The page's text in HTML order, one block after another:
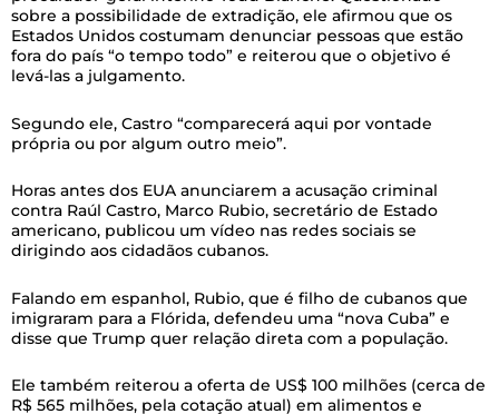
sobre a possibilidade de extradição, ele afirmou que os
Estados Unidos costumam denunciar pessoas que estão
fora do país “o tempo todo” e reiterou que o objetivo é
levá-las a julgamento.
Segundo ele, Castro “comparecerá aqui por vontade
própria ou por algum outro meio”.
Horas antes dos EUA anunciarem a acusação criminal
contra Raúl Castro, Marco Rubio, secretário de Estado
americano, publicou um vídeo nas redes sociais se
dirigindo aos cidadãos cubanos.
Falando em espanhol, Rubio, que é filho de cubanos que
imigraram para a Flórida, defendeu uma “nova Cuba” e
disse que Trump quer relação direta com a população.
Ele também reiterou a oferta de US$ 100 milhões (cerca de
R$ 565 milhões, pela cotação atual) em alimentos e